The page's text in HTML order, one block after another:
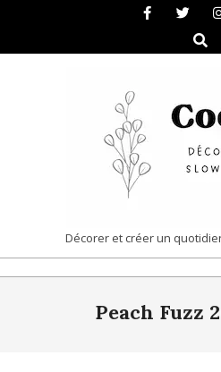
content
Search
COCON
|
Décorer et créer un
Peach Fuzz